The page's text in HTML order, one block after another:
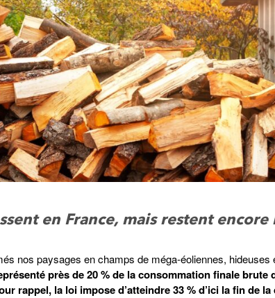
en France, mais restent encore
nos paysages en champs de méga-éoliennes, hideuses
près de 20 % de la consommation finale brute
rappel, la loi impose d’atteindre 33 % d’ici la fin de la